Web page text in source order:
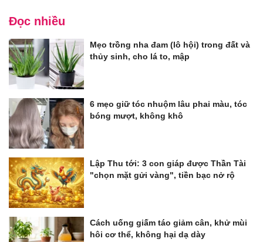
Đọc nhiều
Mẹo trồng nha đam (lô hội) trong đất và
thủy sinh, cho lá to, mập
6 mẹo giữ tóc nhuộm lâu phai màu, tóc
bóng mượt, không khô
Lập Thu tới: 3 con giáp được Thần Tài
"chọn mặt gửi vàng", tiền bạc nở rộ
Cách uống giấm táo giảm cân, khử mùi
hôi cơ thể, không hại dạ dày